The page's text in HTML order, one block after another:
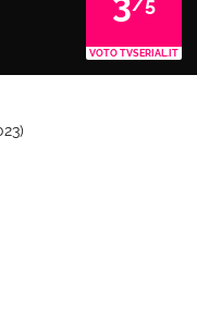
VOTO TVSERIAL.IT